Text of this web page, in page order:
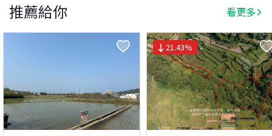
推薦給你 看更多
21.43%